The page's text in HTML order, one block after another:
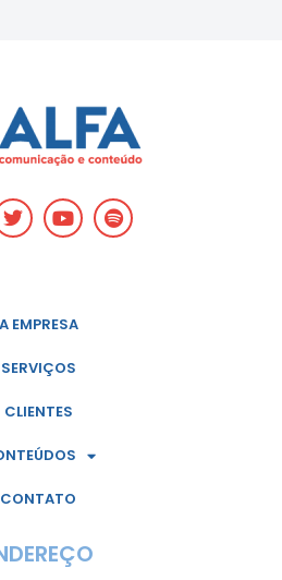
A EMPRESA
SERVIÇOS
CLIENTES
CONTATO